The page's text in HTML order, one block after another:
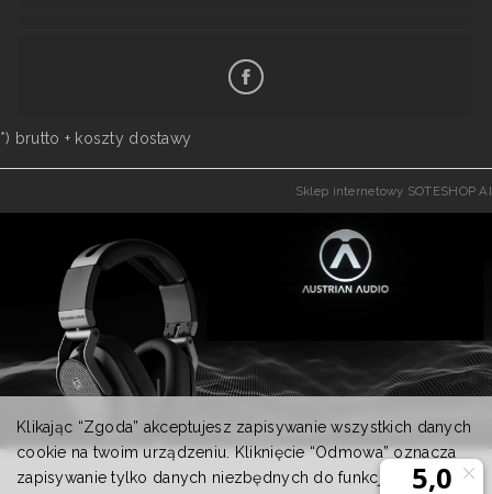
*) brutto + koszty dostawy
Sklep internetowy SOTESHOP AI
Klikając “Zgoda” akceptujesz zapisywanie wszystkich danych
cookie na twoim urządzeniu. Kliknięcie “Odmowa” oznacza
zapisywanie tylko danych niezbędnych do funkcjonowania